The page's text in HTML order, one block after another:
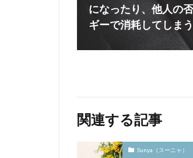
になったり、他人の
ギーで消耗してしま
関連する記事
Sunya（スーニャ）